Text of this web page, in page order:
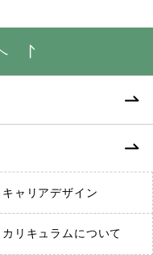
キャリアデザイン
カリキュラムについて